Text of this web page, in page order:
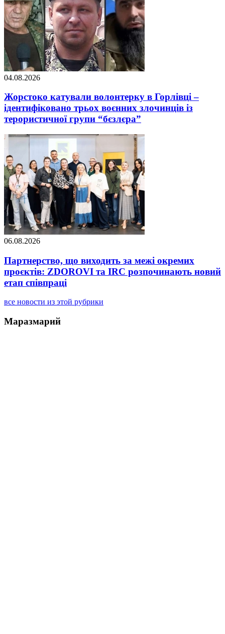
04.08.2026
Жорстоко катували волонтерку в Горлівці –
ідентифіковано трьох воєнних злочинців із
терористичної групи “бєзлєра”
06.08.2026
Партнерство, що виходить за межі окремих
проєктів: ZDOROVI та IRC розпочинають новий
етап співпраці
все новости из этой рубрики
Маразмарий